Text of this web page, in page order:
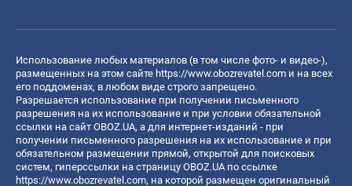
Использование любых материалов (в том числе фото- и видео-),
размещенных на этом сайте https://www.obozrevatel.com и на всех
его поддоменах, в любом виде строго запрещено.
Разрешается использование при получении письменного
разрешения на их использование и при условии обязательной
ссылки на сайт OBOZ.UA, а для интернет-изданий - при
получении письменного разрешения на их использование и при
обязательном размещении прямой, открытой для поисковых
систем, гиперссылки на страницу OBOZ.UA по ссылке
https://www.obozrevatel.com, на которой размещен оригинальный